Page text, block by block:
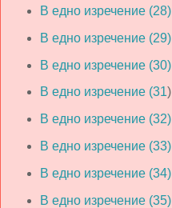
В едно изречение (28)
В едно изречение (29)
В едно изречение (30)
В едно изречение (31)
В едно изречение (32)
В едно изречение (33)
В едно изречение (34)
В едно изречение (35)